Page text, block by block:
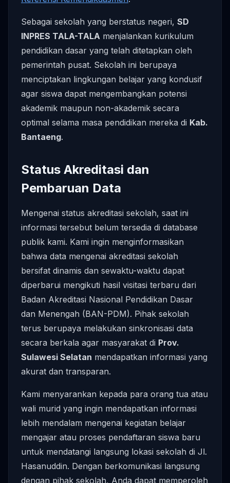
Sebagai sekolah yang berstatus negeri, SD
INPRES TALA-TALA menjalankan kurikulum
pendidikan dasar yang telah ditetapkan oleh
pemerintah pusat. Sekolah ini berupaya
menciptakan lingkungan belajar yang kondusif
agar siswa dapat mengembangkan potensi
akademik maupun non-akademik secara
optimal selama masa pendidikan mereka di Kab.
Bantaeng.
Status Akreditasi dan
Pembaruan Data
Mengenai status akreditasi sekolah, saat ini
informasi tersebut belum tersedia di database
publik kami. Kami ingin menginformasikan
bahwa data mengenai akreditasi sekolah
bersifat dinamis dan sewaktu-waktu dapat
diperbarui mengikuti hasil visitasi terbaru dari
Badan Akreditasi Nasional Pendidikan Dasar
dan Menengah (BAN-PDM). Pihak sekolah
terus berupaya melakukan sinkronisasi data
secara berkala agar masyarakat di Prov.
Sulawesi Selatan mendapatkan informasi yang
akurat dan transparan.
Kami menyarankan kepada para orang tua atau
wali murid yang ingin mendapatkan informasi
lebih mendalam mengenai kegiatan belajar
mengajar atau proses pendaftaran siswa baru
untuk mendatangi langsung lokasi sekolah di Jl.
Hasanuddin. Dengan berkomunikasi langsung
dengan pihak sekolah, Anda dapat memperoleh